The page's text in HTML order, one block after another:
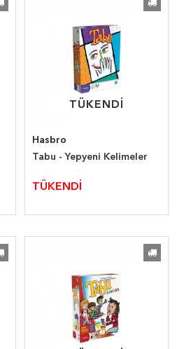
TÜKENDİ
TÜKENDİ
Hasbro
Tabu - Yepyeni Kelimeler
TÜKENDİ